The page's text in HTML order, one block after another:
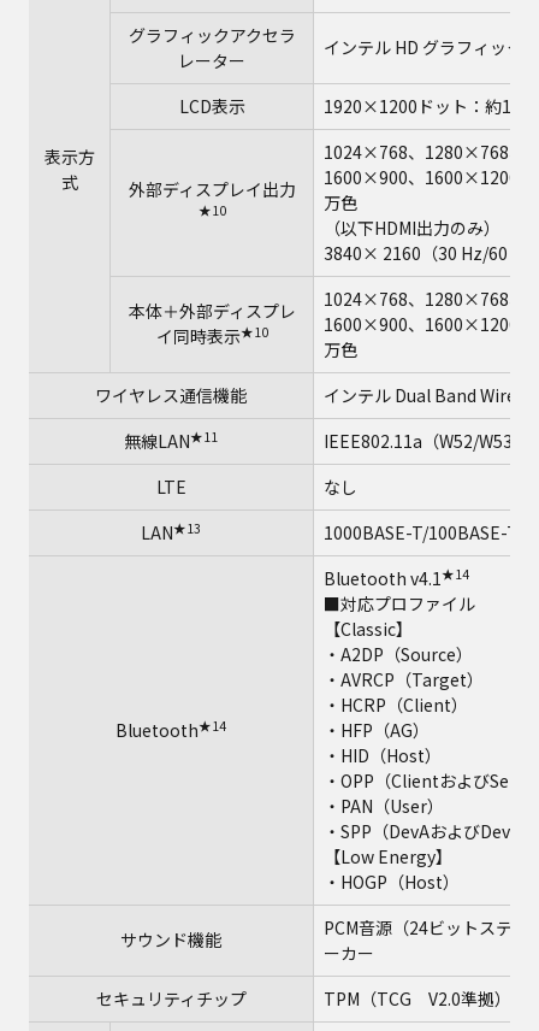
表示方
式
グラフィックアクセラ
レーター
インテル HD グラフィック
LCD表示 1920×1200ドット：約
外部ディスプレイ出力
★10
1024×768、1280×768、
1600×900、1600×1200
万色
（以下HDMI出力のみ）
3840× 2160（30 Hz/60
本体＋外部ディスプレ
イ同時表示★10
1024×768、1280×768、
1600×900、1600×1200
万色
ワイヤレス通信機能
インテル Dual Band
無線LAN★11
IEEE802.11a（W52/W53/
LTE
なし
LAN★13 1000BASE-T/100BASE-
Bluetooth★14
Bluetooth v4.1★14
■対応プロファイル
【Classic】
・A2DP（Source）
・AVRCP（Target）
・HCRP（Client）
・HFP（AG）
・HID（Host）
・OPP（Clientおよび
・PAN（User）
・SPP（DevAおよびDevB）
【Low Energy】
・HOGP（Host）
サウンド機能
PCM音源（24ビットステ
ーカー
セキュリティチップ
TPM（TCG V2.0準拠）